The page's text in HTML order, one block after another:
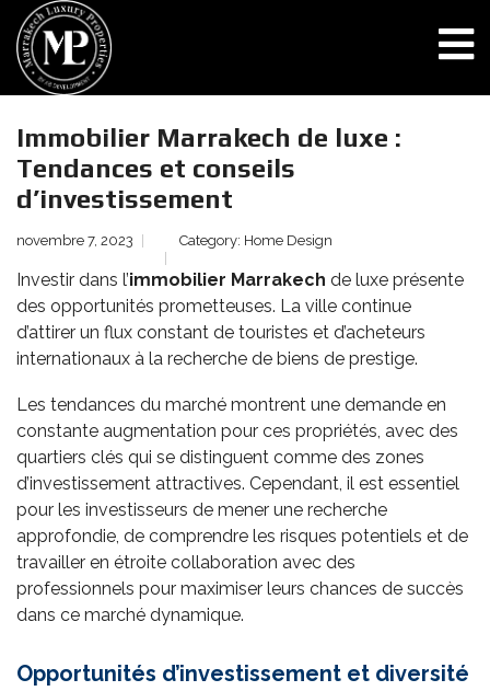
Immobilier Marrakech de luxe :
Tendances et conseils
d’investissement
novembre 7, 2023 Category: Home Design
Investir dans l’immobilier Marrakech de luxe présente
des opportunités prometteuses. La ville continue
d’attirer un flux constant de touristes et d’acheteurs
internationaux à la recherche de biens de prestige.
Les tendances du marché montrent une demande en
constante augmentation pour ces propriétés, avec des
quartiers clés qui se distinguent comme des zones
d’investissement attractives. Cependant, il est essentiel
pour les investisseurs de mener une recherche
approfondie, de comprendre les risques potentiels et de
travailler en étroite collaboration avec des
professionnels pour maximiser leurs chances de succès
dans ce marché dynamique.
Opportunités d’investissement et diversité